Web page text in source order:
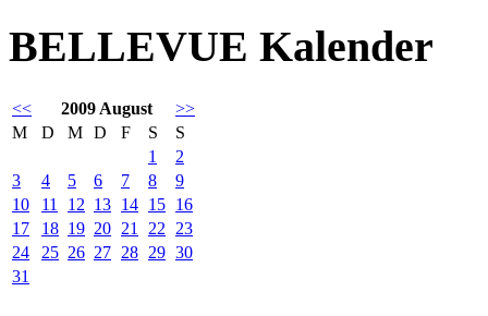
BELLEVUE Kalender
<< 2009 August
>>
M
D M D F S
S
1
2
3
4 5 6 7 8
9
10
11 12 13 14 15 16
17
18 19 20 21 22 23
24
25 26 27 28 29 30
31